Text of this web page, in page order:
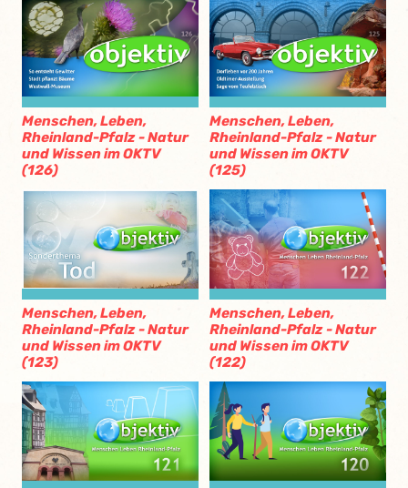
Menschen, Leben,
Rheinland-Pfalz - Natur
und Wissen im OKTV
(126)
Menschen, Leben,
Rheinland-Pfalz - Natur
und Wissen im OKTV
(125)
Menschen, Leben,
Rheinland-Pfalz - Natur
und Wissen im OKTV
(123)
Menschen, Leben,
Rheinland-Pfalz - Natur
und Wissen im OKTV
(122)